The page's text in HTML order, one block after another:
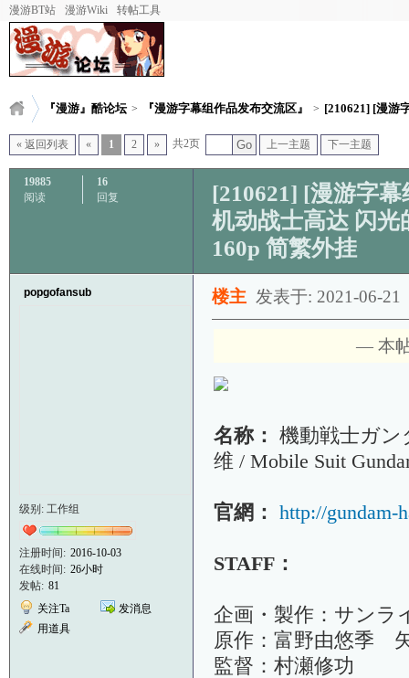
漫游BT站 漫游Wiki 转帖工具
『漫游』酷论坛 > 『漫游字幕组作品发布交流区』 > [210621] [漫游
« 返回列表 « 1 2 » 共2页 Go 上一主题 下一主题
19885
阅读
16
回复
[210621] [漫游字
机动战士高达 闪光
160p 简繁外挂
popgofansub
级别: 工作组
注册时间: 2016-10-03
在线时间: 26小时
发帖: 81
关注Ta
发消息
用道具
楼主 发表于: 2021-06-21
— 本
名称： 機動戦士ガン
维 / Mobile Suit
官網： http://gundam-
STAFF：
企画・製作：サンラ
原作：富野由悠季
監督：村瀬修功